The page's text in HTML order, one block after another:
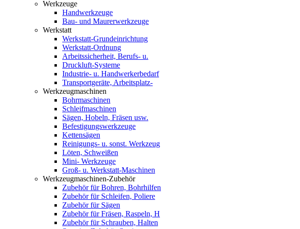
Werkzeuge
Handwerkzeuge
Bau- und Maurerwerkzeuge
Werkstatt
Werkstatt-Grundeinrichtung
Werkstatt-Ordnung
Arbeitssicherheit, Berufs- u.
Druckluft-Systeme
Industrie- u. Handwerkerbedarf
Transportgeräte, Arbeitsplatz-
Werkzeugmaschinen
Bohrmaschinen
Schleifmaschinen
Sägen, Hobeln, Fräsen usw.
Befestigungswerkzeuge
Kettensägen
Reinigungs- u. sonst. Werkzeug
Löten, Schweißen
Mini- Werkzeuge
Groß- u. Werkstatt-Maschinen
Werkzeugmaschinen-Zubehör
Zubehör für Bohren, Bohrhilfen
Zubehör für Schleifen, Poliere
Zubehör für Sägen
Zubehör für Fräsen, Raspeln, H
Zubehör für Schrauben, Halten